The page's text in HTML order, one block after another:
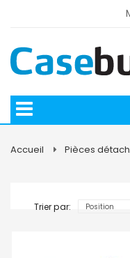
Accueil Pièces
Trier par: